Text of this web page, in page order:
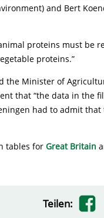
and Bert
proteins must be
proteins.”
the Minister of
that “the data in the
had to admit
tables for Great Britain
Teilen: